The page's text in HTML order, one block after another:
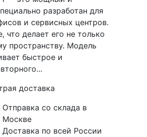
разработан для
и сервисных центров.
что делает его не только
пространству. Модель
быстрое и
доставка
Отправка со склада в
Москве
Доставка по всей России